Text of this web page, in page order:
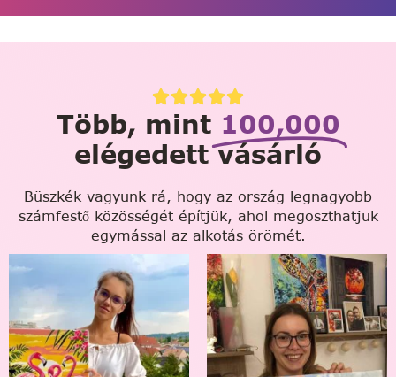
Több, mint 100,000
elégedett vásárló
Büszkék vagyunk rá, hogy az ország legnagyobb
számfestő közösségét építjük, ahol megoszthatjuk
egymással az alkotás örömét.